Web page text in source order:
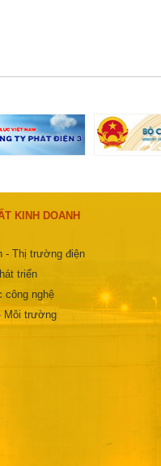
KINH DOANH
- Thị trường điện
triển
công nghệ
Môi trường